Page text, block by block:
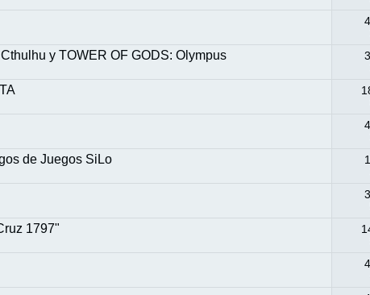
y TOWER OF GODS: Olympus
de Juegos SiLo
1797"